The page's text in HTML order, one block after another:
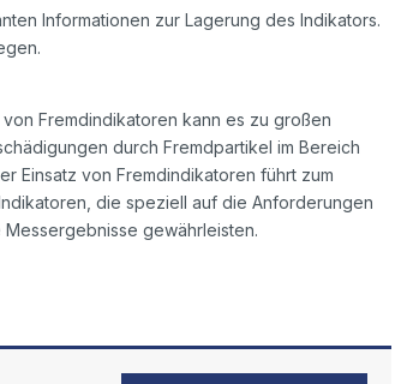
Informationen zur Lagerung des Indikators.
Fremdindikatoren kann es zu großen
durch Fremdpartikel im Bereich
Einsatz von Fremdindikatoren führt zum
die speziell auf die Anforderungen
gewährleisten.